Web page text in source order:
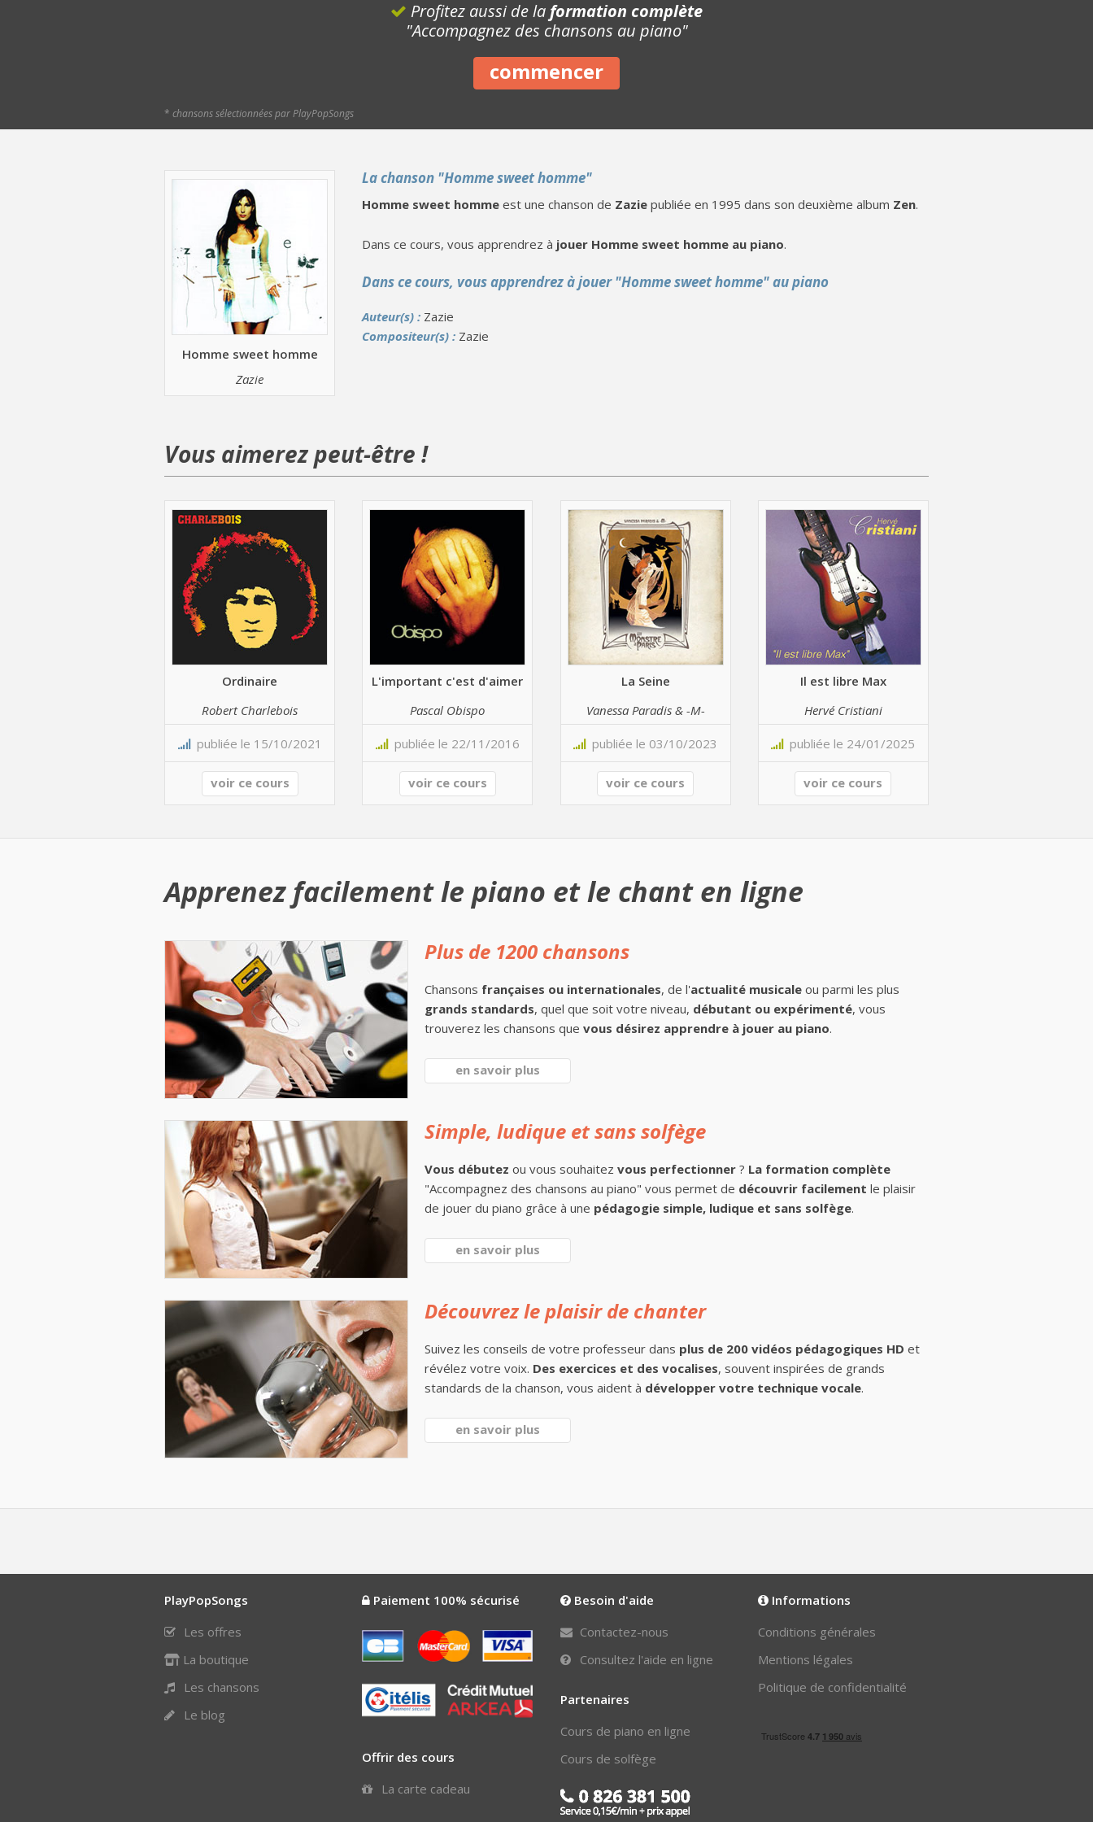
Profitez aussi de la formation complète
"Accompagnez des chansons au piano"
commencer
* chansons sélectionnées par PlayPopSongs
Homme sweet homme
Zazie
La chanson "Homme sweet homme"
Homme sweet homme est une chanson de Zazie publiée en 1995 dans son deuxième album Zen.
Dans ce cours, vous apprendrez à jouer Homme sweet homme au piano.
Dans ce cours, vous apprendrez à jouer "Homme sweet homme" au piano
Auteur(s) : Zazie
Compositeur(s) : Zazie
Vous aimerez peut-être !
Ordinaire
Robert Charlebois
publiée le 15/10/2021
voir ce cours
L'important c'est d'aimer
Pascal Obispo
publiée le 22/11/2016
voir ce cours
La Seine
Vanessa Paradis & -M-
publiée le 03/10/2023
voir ce cours
Il est libre Max
Hervé Cristiani
publiée le 24/01/2025
voir ce cours
Apprenez facilement le piano et le chant en ligne
Plus de 1200 chansons
Chansons françaises ou internationales, de l'actualité musicale ou parmi les plus
grands standards, quel que soit votre niveau, débutant ou expérimenté, vous
trouverez les chansons que vous désirez apprendre à jouer au piano.
en savoir plus
Simple, ludique et sans solfège
Vous débutez ou vous souhaitez vous perfectionner ? La formation complète
"Accompagnez des chansons au piano" vous permet de découvrir facilement le plaisir
de jouer du piano grâce à une pédagogie simple, ludique et sans solfège.
en savoir plus
Découvrez le plaisir de chanter
Suivez les conseils de votre professeur dans plus de 200 vidéos pédagogiques HD et
révélez votre voix. Des exercices et des vocalises, souvent inspirées de grands
standards de la chanson, vous aident à développer votre technique vocale.
en savoir plus
PlayPopSongs
Les offres
La boutique
Les chansons
Le blog
Paiement 100% sécurisé
Offrir des cours
La carte cadeau
Besoin d'aide
Contactez-nous
Consultez l'aide en ligne
Partenaires
Cours de piano en ligne
Cours de solfège
Informations
Conditions générales
Mentions légales
Politique de confidentialité